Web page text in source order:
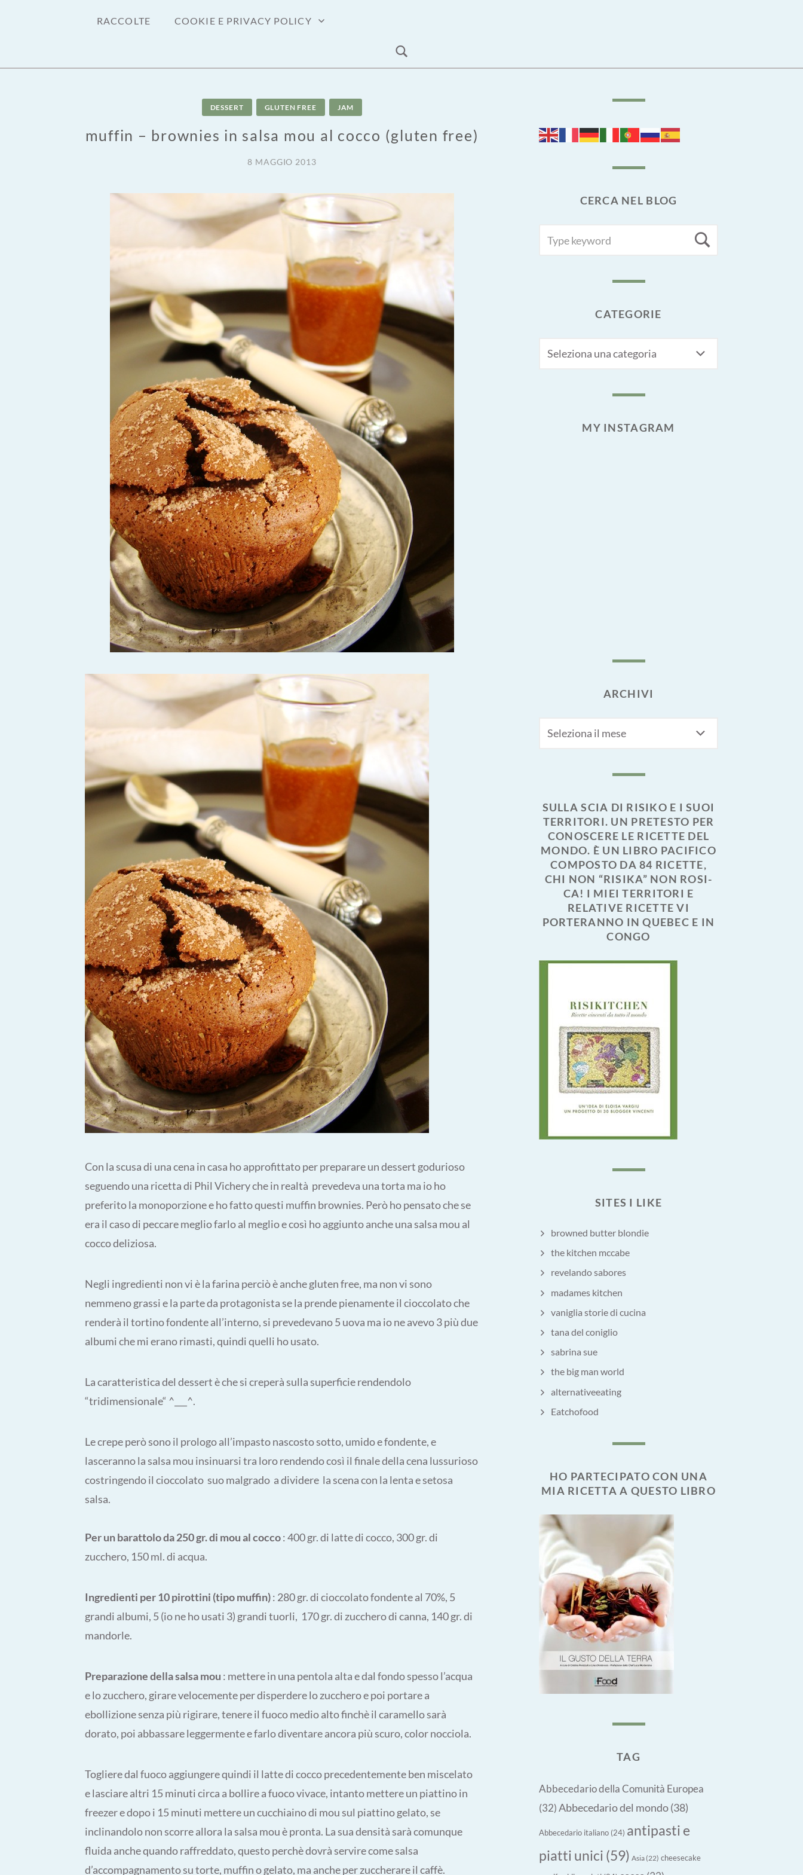
RACCOLTE COOKIE E PRIVACY POLICY
DESSERT GLUTEN FREE JAM
muffin – brownies in salsa mou al cocco (gluten free)
8 MAGGIO 2013
Con la scusa di una cena in casa ho approfittato per preparare un dessert godurioso
seguendo una ricetta di Phil Vichery che in realtà prevedeva una torta ma io ho
preferito la monoporzione e ho fatto questi muffin brownies. Però ho pensato che se
era il caso di peccare meglio farlo al meglio e così ho aggiunto anche una salsa mou al
cocco deliziosa.
Negli ingredienti non vi è la farina perciò è anche gluten free, ma non vi sono
nemmeno grassi e la parte da protagonista se la prende pienamente il cioccolato che
renderà il tortino fondente all’interno, si prevedevano 5 uova ma io ne avevo 3 più due
albumi che mi erano rimasti, quindi quelli ho usato.
La caratteristica del dessert è che si creperà sulla superficie rendendolo
“tridimensionale“ ^___^.
Le crepe però sono il prologo all’impasto nascosto sotto, umido e fondente, e
lasceranno la salsa mou insinuarsi tra loro rendendo così il finale della cena lussurioso
costringendo il cioccolato suo malgrado a dividere la scena con la lenta e setosa
salsa.
Per un barattolo da 250 gr. di mou al cocco: 400 gr. di latte di cocco, 300 gr. di
zucchero, 150 ml. di acqua.
Ingredienti per 10 pirottini (tipo muffin): 280 gr. di cioccolato fondente al 70%, 5
grandi albumi, 5 (io ne ho usati 3) grandi tuorli, 170 gr. di zucchero di canna, 140 gr. di
mandorle.
Preparazione della salsa mou : mettere in una pentola alta e dal fondo spesso l’acqua
e lo zucchero, girare velocemente per disperdere lo zucchero e poi portare a
ebollizione senza più rigirare, tenere il fuoco medio alto finchè il caramello sarà
dorato, poi abbassare leggermente e farlo diventare ancora più scuro, color nocciola.
Togliere dal fuoco aggiungere quindi il latte di cocco precedentemente ben miscelato
e lasciare altri 15 minuti circa a bollire a fuoco vivace, intanto mettere un piattino in
freezer e dopo i 15 minuti mettere un cucchiaino di mou sul piattino gelato, se
inclinandolo non scorre allora la salsa mou è pronta. La sua densità sarà comunque
fluida anche quando raffreddato, questo perchè dovrà servire come salsa
d’accompagnamento su torte, muffin o gelato, ma anche per zuccherare il caffè.
CERCA NEL BLOG
FOR:
CATEGORIE
MY INSTAGRAM
ARCHIVI
SULLA SCIA DI RISIKO E I SUOI
TERRITORI. UN PRETESTO PER
CONOSCERE LE RICETTE DEL
MONDO. È UN LIBRO PACIFICO
COMPOSTO DA 84 RICETTE,
CHI NON “RISIKA” NON ROSI-
CA! I MIEI TERRITORI E
RELATIVE RICETTE VI
PORTERANNO IN QUEBEC E IN
CONGO
SITES I LIKE
browned butter blondie
the kitchen mccabe
revelando sabores
madames kitchen
vaniglia storie di cucina
tana del coniglio
sabrina sue
the big man world
alternativeeating
Eatchofood
HO PARTECIPATO CON UNA
MIA RICETTA A QUESTO LIBRO
TAG
Abbecedario della Comunità Europea
(32) Abbecedario del mondo(38)
Abbecedario italiano (24) antipasti e
piatti unici (59) Asia(22) cheesecake